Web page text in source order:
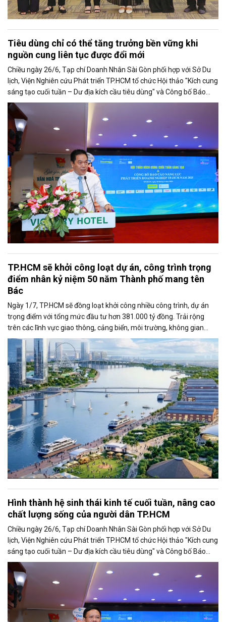
Tiêu dùng chỉ có thể tăng trưởng bền vững khi
nguồn cung liên tục được đổi mới
Chiều ngày 26/6, Tạp chí Doanh Nhân Sài Gòn phối hợp với Sở Du
lịch, Viện Nghiên cứu Phát triển TP.HCM tổ chức Hội thảo "Kích cung
sáng tạo cuối tuần – Dư địa kích cầu tiêu dùng" và Công bố Báo
cáo năng lực phát triển doanh nghiệp TP.HCM năm 2025. Trân
trọng giới thiệu phát biểu của ông Võ Hồng Sơn - Trưởng đại diện
Văn phòng Bộ Công Thương khu vực phía Nam tại Hội thảo.
TP.HCM sẽ khởi công loạt dự án, công trình trọng
điểm nhân kỷ niệm 50 năm Thành phố mang tên
Bác
Ngày 1/7, TP.HCM sẽ đồng loạt khởi công nhiều công trình, dự án
trọng điểm với tổng mức đầu tư hơn 381.000 tỷ đồng. Trải rộng
trên các lĩnh vực giao thông, cảng biển, môi trường, không gian
công cộng và nhà ở xã hội, các dự án được kỳ vọng tạo động lực
tăng trưởng mới, mở rộng không gian phát triển và nâng cao năng
lực cạnh tranh của đô thị lớn nhất cả nước.
Hình thành hệ sinh thái kinh tế cuối tuần, nâng cao
chất lượng sống của người dân TP.HCM
Chiều ngày 26/6, Tạp chí Doanh Nhân Sài Gòn phối hợp với Sở Du
lịch, Viện Nghiên cứu Phát triển TP.HCM tổ chức Hội thảo "Kích cung
sáng tạo cuối tuần – Dư địa kích cầu tiêu dùng" và Công bố Báo
cáo năng lực phát triển doanh nghiệp TP.HCM năm 2025. Trân
trọng giới thiệu phát biểu của ông Nguyễn Ngọc Hồi - Phó Giám đốc
Sở Văn hoá - Thể thao TP.HCM tại Hội thảo.